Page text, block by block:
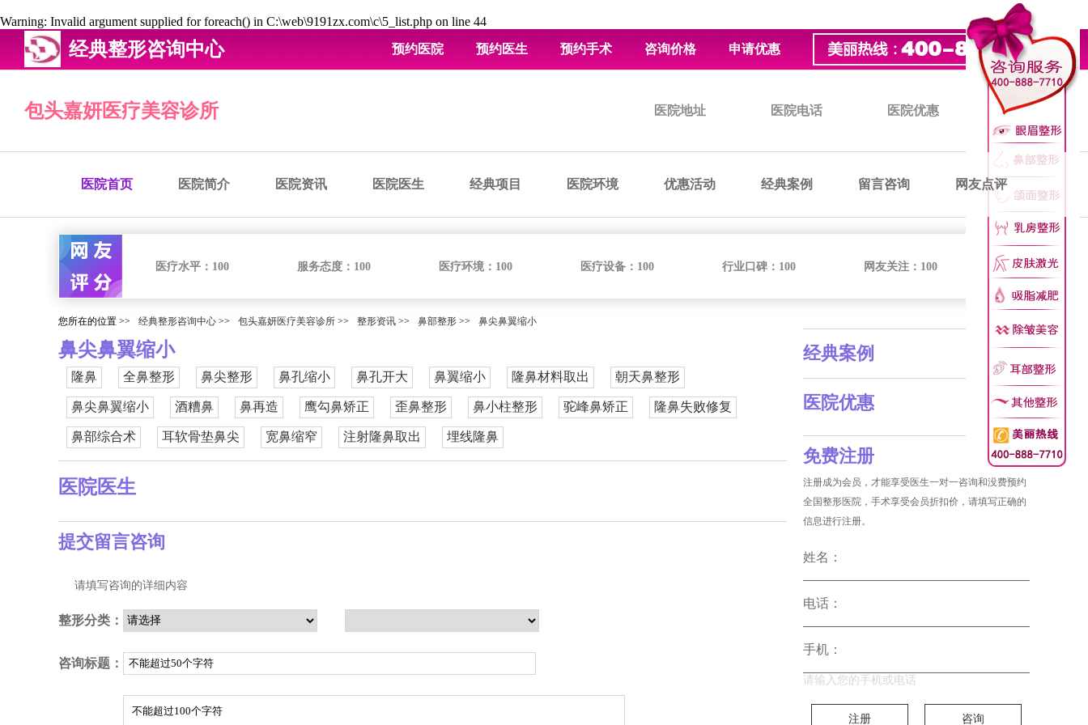
Warning: Invalid argument supplied for foreach() in C:\web\9191zx.com\c\5_list.php on line 44
经典整形咨询中心 预约医院 预约医生 预约手术 咨询价格 申请优惠
包头嘉妍医疗美容诊所 医院地址 医院电话 医院优惠 医院价格
医院首页 医院简介 医院资讯 医院医生 经典项目 医院环境 优惠活动 经典案例 留言咨询 网友点评
医疗水平： 100 服务态度： 100 医疗环境： 100 医疗设备： 100 行业口碑： 100 网友关注： 100
您所在的位置 >> 经典整形咨询中心 >> 包头嘉妍医疗美容诊所 >> 整形资讯 >> 鼻部整形 >> 鼻尖鼻翼缩小
鼻尖鼻翼缩小
隆鼻 全鼻整形 鼻尖整形 鼻孔缩小 鼻孔开大 鼻翼缩小 隆鼻材料取出 朝天鼻整形
鼻尖鼻翼缩小 酒糟鼻 鼻再造 鹰勾鼻矫正 歪鼻整形 鼻小柱整形 驼峰鼻矫正 隆鼻失败修复
鼻部综合术 耳软骨垫鼻尖 宽鼻缩窄 注射隆鼻取出 埋线隆鼻
医院医生
提交留言咨询
请填写咨询的详细内容
整形分类：
咨询标题：
经典案例
医院优惠
免费注册
注册成为会员，才能享受医生一对一咨询和没费预约
全国整形医院，手术享受会员折扣价，请填写正确的
信息进行注册。
姓名：
电话：
手机：
请输入您的手机或电话
注册 咨询